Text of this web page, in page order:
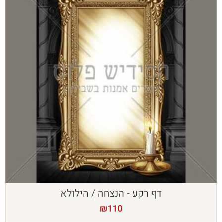
דף רקע - הנצחה / הילולא
₪110